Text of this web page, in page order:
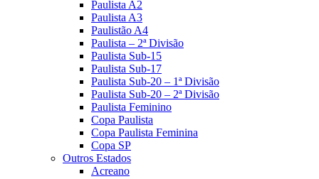
Paulista A2
Paulista A3
Paulistão A4
Paulista – 2ª Divisão
Paulista Sub-15
Paulista Sub-17
Paulista Sub-20 – 1ª Divisão
Paulista Sub-20 – 2ª Divisão
Paulista Feminino
Copa Paulista
Copa Paulista Feminina
Copa SP
Outros Estados
Acreano